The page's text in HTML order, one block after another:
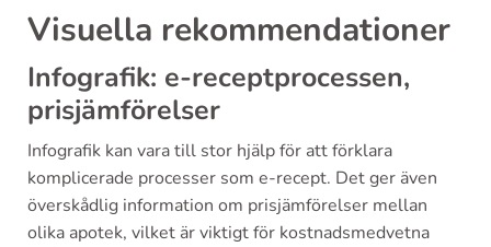
Visuella rekommendationer
Infografik: e-receptprocessen,
prisjämförelser
Infografik kan vara till stor hjälp för att förklara
komplicerade processer som e-recept. Det ger även
överskådlig information om prisjämförelser mellan
olika apotek, vilket är viktigt för kostnadsmedvetna